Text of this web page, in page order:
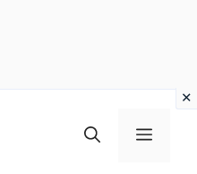
Menu